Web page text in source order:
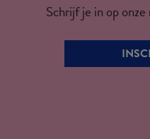
Schrijf je in op